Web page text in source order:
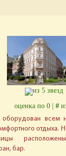
оценка по 0 |#
оборудован всем
отдыха.
бар.